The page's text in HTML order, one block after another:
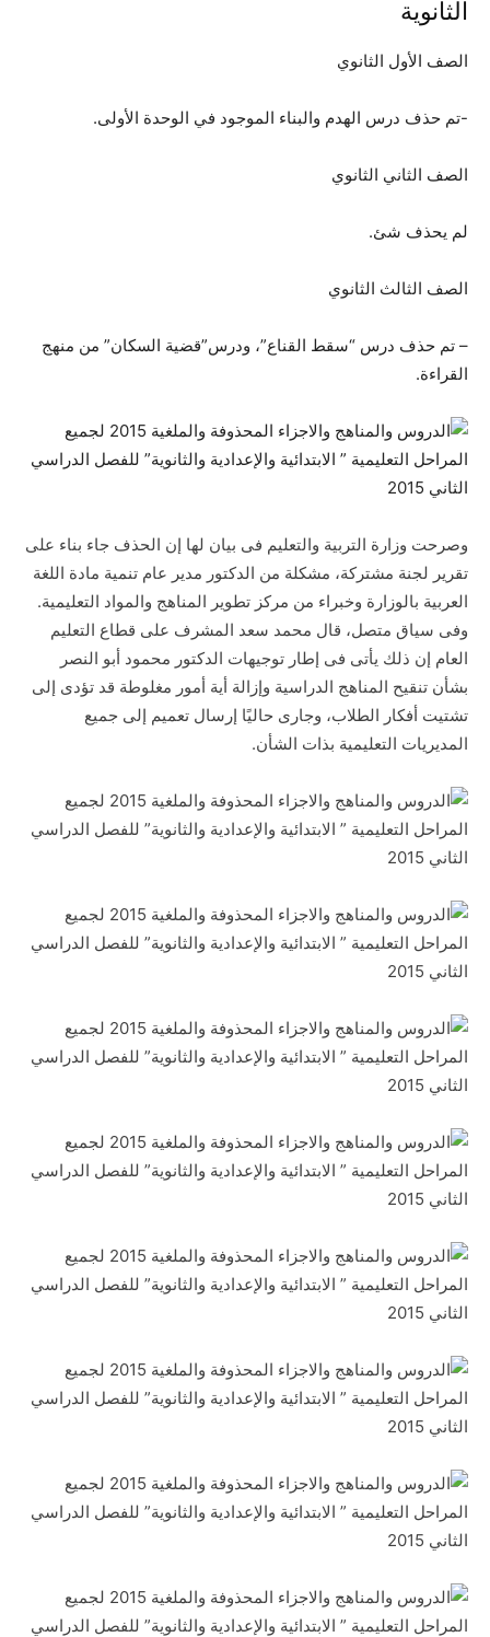
الثانوية
الصف الأول الثانوي
-تم حذف درس الهدم والبناء الموجود في الوحدة الأولى.
الصف الثاني الثانوي
لم يحذف شئ.
الصف الثالث الثانوي
– تم حذف درس “سقط القناع”، ودرس”قضية السكان” من منهج
القراءة.
وصرحت وزارة التربية والتعليم فى بيان لها إن الحذف جاء بناء على
تقرير لجنة مشتركة، مشكلة من الدكتور مدير عام تنمية مادة اللغة
العربية بالوزارة وخبراء من مركز تطوير المناهج والمواد التعليمية.
وفى سياق متصل، قال محمد سعد المشرف على قطاع التعليم
العام إن ذلك يأتى فى إطار توجيهات الدكتور محمود أبو النصر
بشأن تنقيح المناهج الدراسية وإزالة أية أمور مغلوطة قد تؤدى إلى
تشتيت أفكار الطلاب، وجارى حاليًا إرسال تعميم إلى جميع
المديريات التعليمية بذات الشأن.